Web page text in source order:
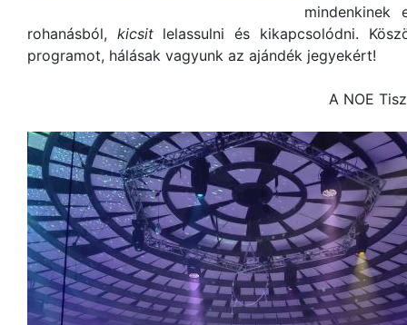
mindenkinek
rohanásból, kicsitlelassulni és kikapcsolódni.
programot, hálásak vagyunk az ajándék jegyekért!
A NOE Tiszavasvári